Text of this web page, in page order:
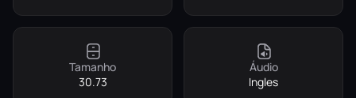
Tamanho
30.73
Áudio
Ingles